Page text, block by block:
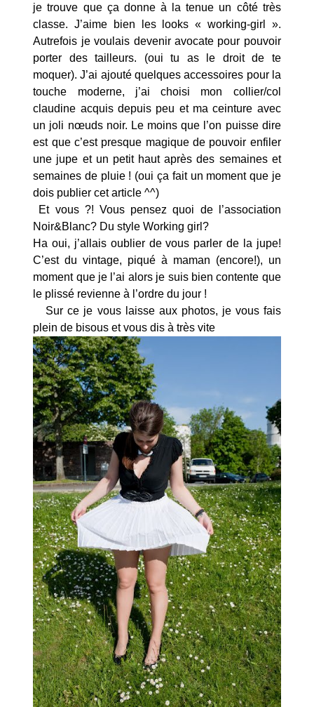
je trouve que ça donne à la tenue un côté très
classe. J’aime bien les looks « working-girl ».
Autrefois je voulais devenir avocate pour pouvoir
porter des tailleurs. (oui tu as le droit de te
moquer). J’ai ajouté quelques accessoires pour la
touche moderne, j’ai choisi mon collier/col
claudine acquis depuis peu et ma ceinture avec
un joli nœuds noir. Le moins que l’on puisse dire
est que c’est presque magique de pouvoir enfiler
une jupe et un petit haut après des semaines et
semaines de pluie ! (oui ça fait un moment que je
dois publier cet article ^^)
Et vous ?! Vous pensez quoi de l’association
Noir&Blanc? Du style Working girl?
Ha oui, j’allais oublier de vous parler de la jupe!
C’est du vintage, piqué à maman (encore!), un
moment que je l’ai alors je suis bien contente que
le plissé revienne à l’ordre du jour !
Sur ce je vous laisse aux photos, je vous fais
plein de bisous et vous dis à très vite